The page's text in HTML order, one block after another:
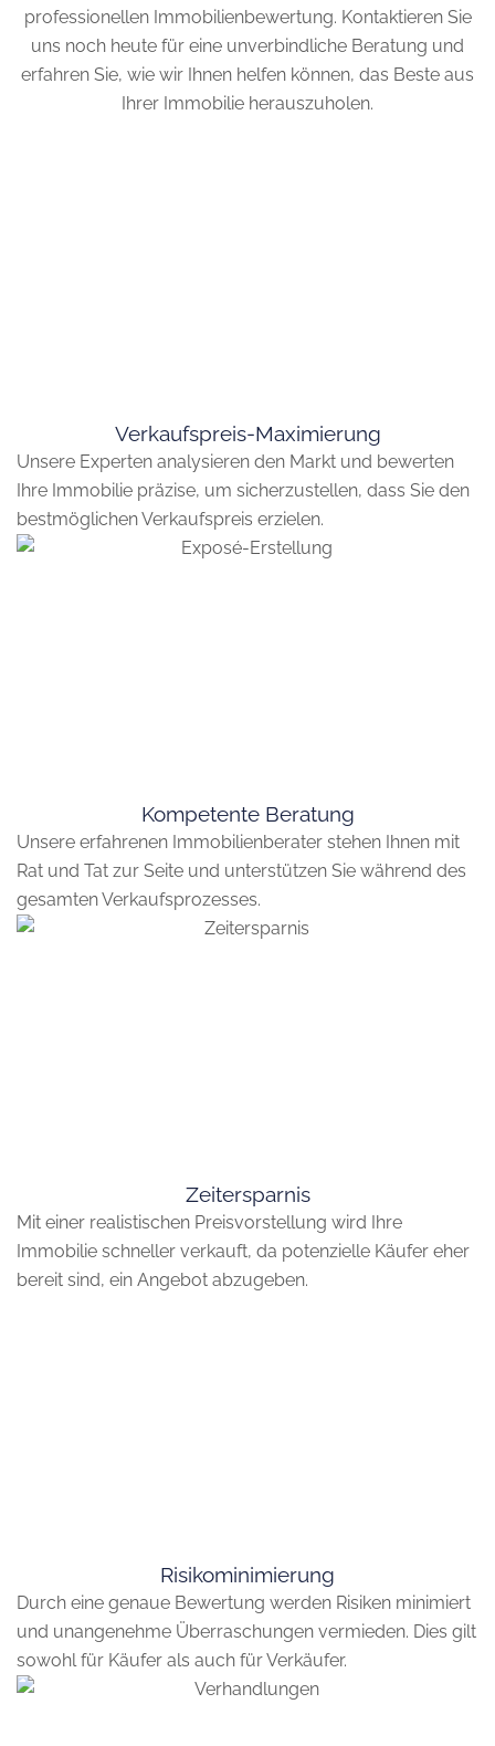
professionellen Immobilienbewertung. Kontaktieren Sie
uns noch heute für eine unverbindliche Beratung und
erfahren Sie, wie wir Ihnen helfen können, das Beste aus
Ihrer Immobilie herauszuholen.
Verkaufspreis-Maximierung
Unsere Experten analysieren den Markt und bewerten
Ihre Immobilie präzise, um sicherzustellen, dass Sie den
bestmöglichen Verkaufspreis erzielen.
Kompetente Beratung
Unsere erfahrenen Immobilienberater stehen Ihnen mit
Rat und Tat zur Seite und unterstützen Sie während des
gesamten Verkaufsprozesses.
Zeitersparnis
Mit einer realistischen Preisvorstellung wird Ihre
Immobilie schneller verkauft, da potenzielle Käufer eher
bereit sind, ein Angebot abzugeben.
Risikominimierung
Durch eine genaue Bewertung werden Risiken minimiert
und unangenehme Überraschungen vermieden. Dies gilt
sowohl für Käufer als auch für Verkäufer.